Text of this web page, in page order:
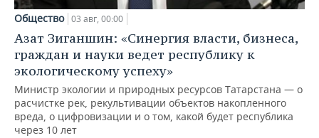
Общество 03 авг, 00:00
Азат Зиганшин: «Синергия власти, бизнеса,
граждан и науки ведет республику к
экологическому успеху»
Министр экологии и природных ресурсов Татарстана — о
расчистке рек, рекультивации объектов накопленного
вреда, о цифровизации и о том, какой будет республика
через 10 лет